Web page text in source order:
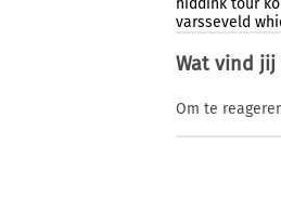
hiddink tour
varsseveld
Wat vind jij
Om te